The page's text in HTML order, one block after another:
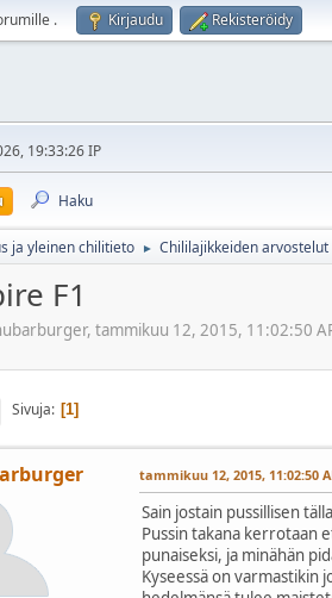
. Kirjaudu Rekisteröidy
19:33:26 IP
Haku
ja yleinen chilitieto ► Chililajikkeiden arvostelut
F1
tammikuu 12, 2015, 11:02:50
Sivuja 1
tammikuu 12, 2015, 11:02:50
Sain jostain pussillisen
Pussin takana kerrotaan
punaiseksi, ja minähän
Kyseessä on varmastikin